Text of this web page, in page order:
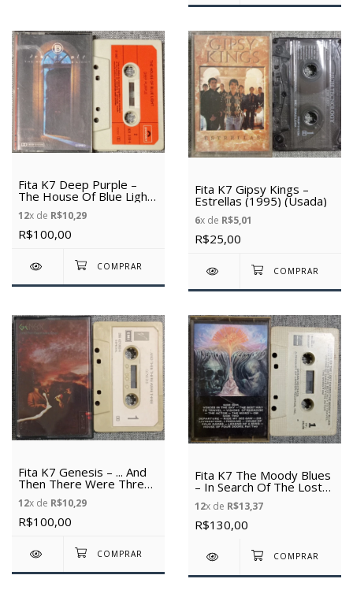
Fita K7 Deep Purple –
The House Of Blue Light
(1987) (Usada)
12x de R$10,29
R$100,00
Fita K7 Gipsy Kings –
Estrellas (1995) (Usada)
6x de R$5,01
R$25,00
Fita K7 Genesis – ... And
Then There Were Three...
(1978) (Usada)
12x de R$10,29
R$100,00
Fita K7 The Moody Blues
– In Search Of The Lost
Chord (1968) (usada)
(Importada)
12x de R$13,37
R$130,00